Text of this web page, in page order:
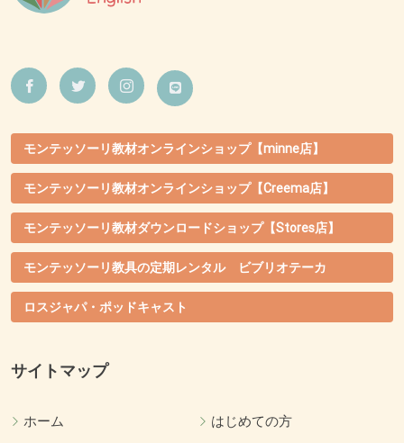
モンテッソーリ教材オンラインショップ【minne店】
モンテッソーリ教材オンラインショップ【Creema店】
モンテッソーリ教材ダウンロードショップ【Stores店】
モンテッソーリ教具の定期レンタル ビブリオテーカ
ロスジャパ・ポッドキャスト
サイトマップ
ホーム
はじめての方